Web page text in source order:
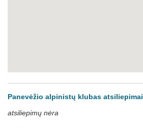
Panevėžio alpinistų klubas atsiliepimai
atsiliepimų nėra